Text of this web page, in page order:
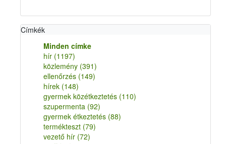
Címkék
Minden címke
hír (1197)
közlemény (391)
ellenőrzés (149)
hírek (148)
gyermek közétkeztetés (110)
szupermenta (92)
gyermek étkeztetés (88)
termékteszt (79)
vezető hír (72)